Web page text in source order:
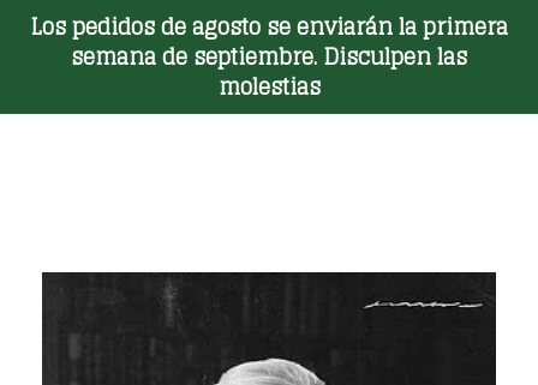
Los pedidos de agosto se enviarán la primera
semana de septiembre. Disculpen las
molestias
Toggle Menu